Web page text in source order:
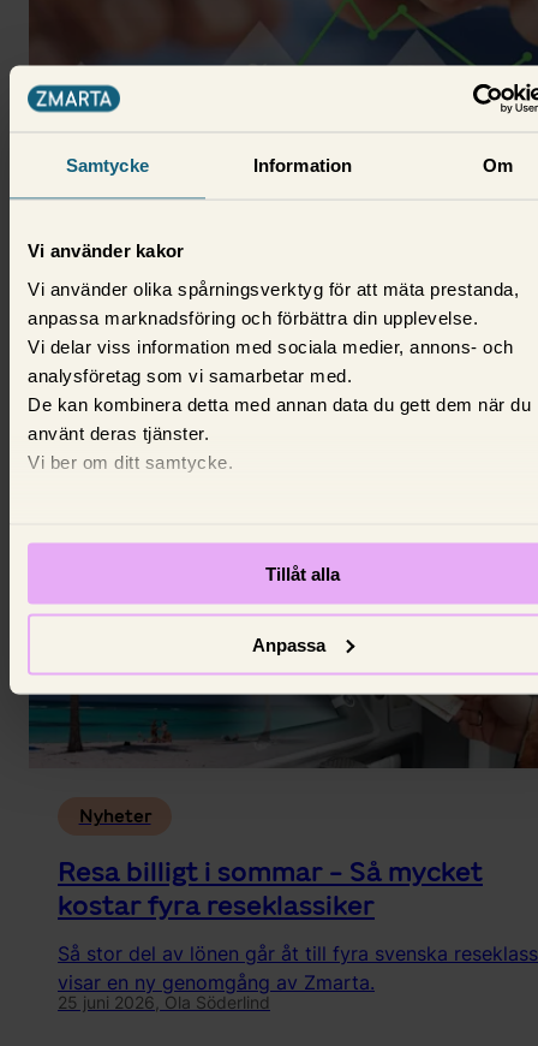
Samtycke Information Om
Vi använder kakor
Vi använder olika spårningsverktyg för att mäta prestanda,
anpassa marknadsföring och förbättra din upplevelse.
Vi delar viss information med sociala medier, annons- och
analysföretag som vi samarbetar med.
De kan kombinera detta med annan data du gett dem när du
använt deras tjänster.
Vi ber om ditt samtycke.
Tillåt alla
Anpassa
Nyheter
Bankerna gör miljoner på vältajmade
ränteändringar
Så mycket kan en väl tajmad räntehöjning eller
räntesänkning öka bankens intäkter på rörliga bolån.
28 juni 2026,Ola Söderlind
Nyheter
Resa billigt i sommar - Så mycket
kostar fyra reseklassiker
Så stor del av lönen går åt till fyra svenska
visar en ny genomgång av Zmarta.
25 juni 2026, Ola Söderlind